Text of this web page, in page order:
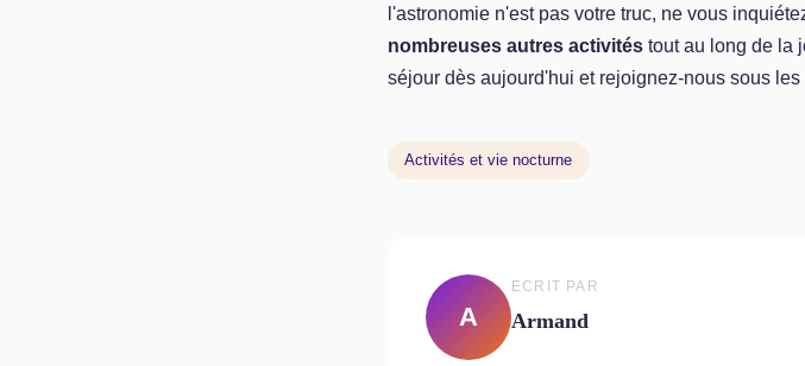
l'astronomie n'est pas votre truc, ne vous
nombreuses autres activités tout au long de la
séjour dès aujourd'hui et rejoignez-nous sous les
Activités et vie nocturne
A
ECRIT PAR
Armand